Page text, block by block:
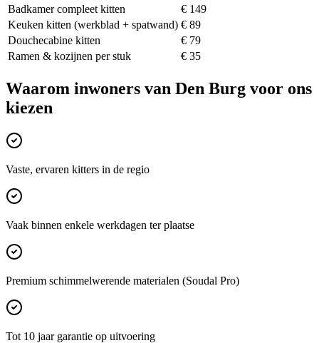
Badkamer compleet kitten
€ 149
Keuken kitten (werkblad + spatwand) € 89
Douchecabine kitten
€ 79
Ramen & kozijnen per stuk
€ 35
Waarom inwoners van Den Burg voor ons
kiezen
Vaste, ervaren kitters in de regio
Vaak binnen enkele werkdagen ter plaatse
Premium schimmelwerende materialen (Soudal Pro)
Tot 10 jaar garantie op uitvoering